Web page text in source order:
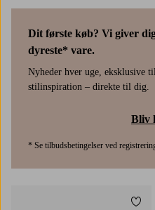
Dit første køb? Vi giver
dyreste* vare.
Nyheder hver uge, eksklusive
stilinspiration – direkte til dig.
Bliv
* Se tilbudsbetingelser ved